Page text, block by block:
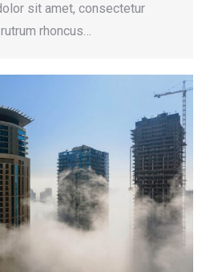
sit amet, consectetur
rhoncus…